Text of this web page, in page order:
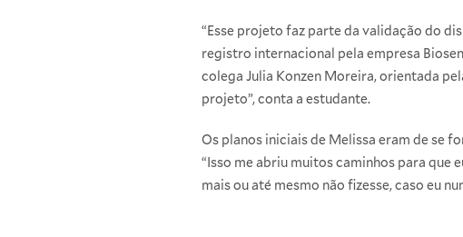
“Esse projeto faz parte da validação do
registro internacional pela empresa
colega Julia Konzen Moreira, orientada
projeto”, conta a estudante.
Os planos iniciais de Melissa eram de se
“Isso me abriu muitos caminhos para que
mais ou até mesmo não fizesse, caso eu